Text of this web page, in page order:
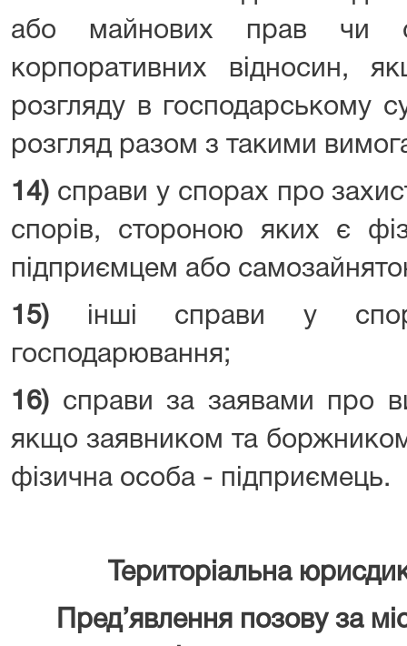
або майнових прав чи
корпоративних відносин,
розгляду в господарському
розгляд разом з такими
14) справи у спорах про
спорів, стороною яких є
підприємцем або
15) інші справи у
господарювання;
16) справи за заявами про
якщо заявником та
фізична особа - підприємець.
Територіальна
Пред’явлення позову за